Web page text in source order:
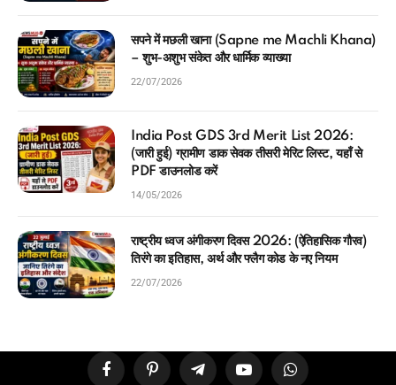
सपने में मछली खाना (Sapne me Machli Khana)
– शुभ-अशुभ संकेत और धार्मिक व्याख्या
22/07/2026
India Post GDS 3rd Merit List 2026:
(जारी हुई) ग्रामीण डाक सेवक तीसरी मेरिट लिस्ट, यहाँ से
PDF डाउनलोड करें
14/05/2026
राष्ट्रीय ध्वज अंगीकरण दिवस 2026: (ऐतिहासिक गौरव)
तिरंगे का इतिहास, अर्थ और फ्लैग कोड के नए नियम
22/07/2026
FacebookPinterest TelegramYouTubeWhatsApp